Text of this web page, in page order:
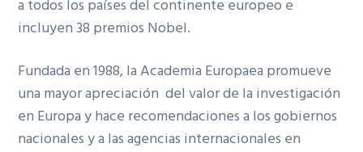
a todos los países del continente europeo e
incluyen 38 premios Nobel.
Fundada en 1988, la Academia Europaea promueve
una mayor apreciación del valor de la investigación
en Europa y hace recomendaciones a los gobiernos
nacionales y a las agencias internacionales en